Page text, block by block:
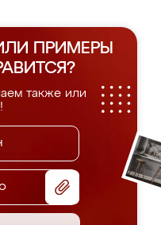
ПРИМЕРЫ
также или